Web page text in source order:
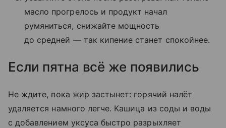
масло прогрелось и продукт начал
румяниться, снижайте мощность
до средней — так кипение станет спокойнее.
Если пятна всё же появились
Не ждите, пока жир застынет: горячий налёт
удаляется намного легче. Кашица из соды и воды
с добавлением уксуса быстро разрыхляет